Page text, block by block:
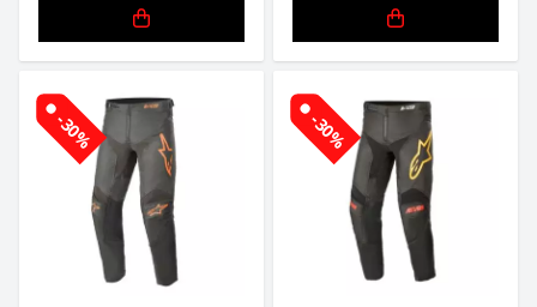
-30% -30%